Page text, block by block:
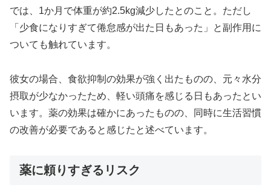
では、1か月で体重が約2.5kg減少したとのこと。ただし
「少食になりすぎて倦怠感が出た日もあった」と副作用に
ついても触れています。
彼女の場合、食欲抑制の効果が強く出たものの、元々水分
摂取が少なかったため、軽い頭痛を感じる日もあったとい
います。薬の効果は確かにあったものの、同時に生活習慣
の改善が必要であると感じたと述べています。
薬に頼りすぎるリスク